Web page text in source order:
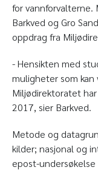
for vannforvalterne.
Barkved og Gro
oppdrag fra
- Hensikten med
muligheter som
Miljødirektoratet
2017, sier Barkved.
Metode og
kilder; nasjonal og
epost-